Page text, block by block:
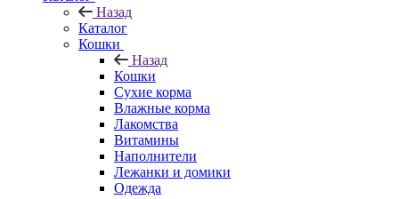
Назад
Каталог
Кошки
Назад
Кошки
Сухие корма
Влажные корма
Лакомства
Витамины
Наполнители
Лежанки и домики
Одежда